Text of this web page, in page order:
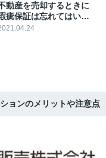
動産を売却するときに
疵保証は忘れてはいけ
いもののひとつ
ョンのメリットや注意点